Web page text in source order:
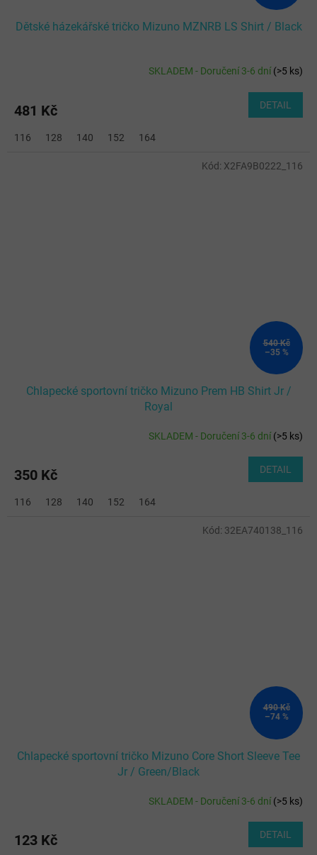
Dětské házekářské tričko Mizuno MZNRB LS Shirt / Black
SKLADEM - Doručení 3-6 dní(>5 ks)
481 Kč DETAIL
116 128 140 152 164
540 Kč
–35 %
Chlapecké sportovní tričko Mizuno Prem HB Shirt Jr /
Royal
SKLADEM - Doručení 3-6 dní(>5 ks)
350 Kč DETAIL
116 128 140 152 164
Kód: X2FA9B0222_116
490 Kč
–74 %
Chlapecké sportovní tričko Mizuno Core Short Sleeve Tee
Jr / Green/Black
SKLADEM - Doručení 3-6 dní(>5 ks)
123 Kč DETAIL
Kód: 32EA740138_116